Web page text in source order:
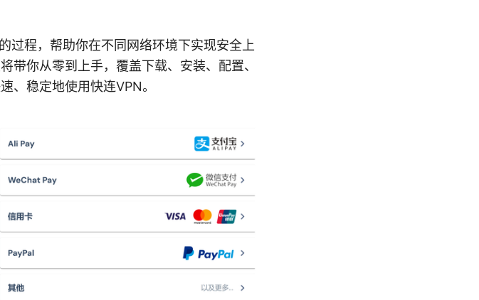
过程，帮助你在不同网络环境下实现安全上
带你从零到上手，覆盖下载、安装、配置、
、稳定地使用快连VPN。